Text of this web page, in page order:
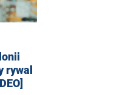
rywal